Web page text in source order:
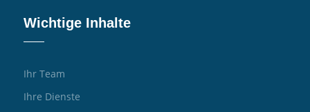
Wichtige Inhalte
Ihr Team
Ihre Dienste